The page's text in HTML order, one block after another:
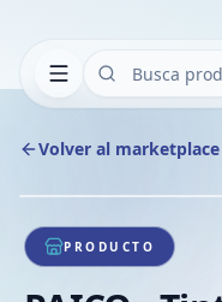
Volver al marketplace
1/1
PRODUCTO